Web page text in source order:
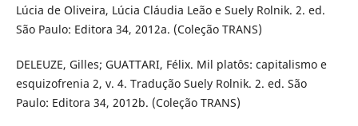
Lúcia de Oliveira, Lúcia Cláudia Leão e Suely Rolnik. 2. ed.
São Paulo: Editora 34, 2012a. (Coleção TRANS)
DELEUZE, Gilles; GUATTARI, Félix. Mil platôs: capitalismo e
esquizofrenia 2, v. 4. Tradução Suely Rolnik. 2. ed. São
Paulo: Editora 34, 2012b. (Coleção TRANS)